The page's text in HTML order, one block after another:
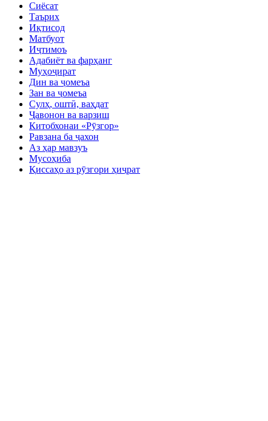
Сиёсат
Таърих
Иқтисод
Матбуот
Иҷтимоъ
Адабиёт ва фарҳанг
Муҳоҷират
Дин ва ҷомеъа
Зан ва ҷомеъа
Сулҳ, оштӣ, ваҳдат
Ҷавонон ва варзиш
Китобхонаи «Рӯзгор»
Равзана ба ҷахон
Аз ҳар мавзуъ
Мусоҳиба
Қиссаҳо аз рӯзгори ҳиҷрат